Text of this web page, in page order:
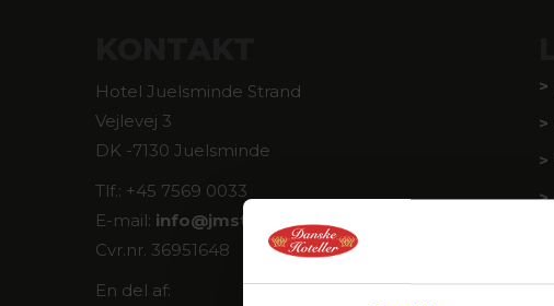
Hotel Juelsminde Strand
Vejlevej 3
DK -7130 Juelsminde
Tlf.: +45 7569 0033
E-mail: info@jmstrand.dk
Cvr.nr. 36951648
En del af: